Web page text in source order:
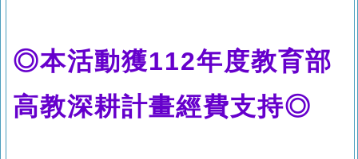
◎本活動獲112年度教育部
高教深耕計畫經費支持◎